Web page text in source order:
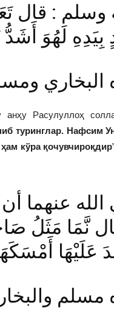
وسلم : قال
لَهُوَ أَشَدُّ
البخاري
Расулуллоҳ
туринглар. Нафсим
кўра қочувчироқдир
نَّمَا مَثَلُ
عَلَيْهَا
مسلم